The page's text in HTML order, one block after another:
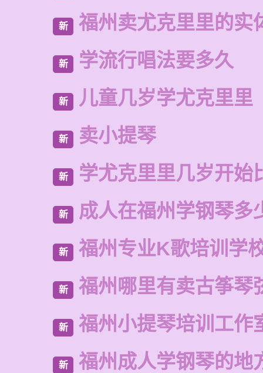
新 福州卖尤克里里的实
新 学流行唱法要多久
新 儿童几岁学尤克里里
新 卖小提琴
新 学尤克里里几岁开始
新 成人在福州学钢琴多
新 福州专业K歌培训学
新 福州哪里有卖古筝琴
新 福州小提琴培训工作
新 福州成人学钢琴的地